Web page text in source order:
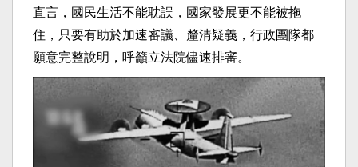
直言，國民生活不能耽誤，國家發展更不能被拖
住，只要有助於加速審議、釐清疑義，行政團隊都
願意完整說明，呼籲立法院儘速排審。